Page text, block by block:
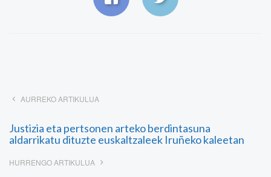
AURREKO ARTIKULUA
Justizia eta pertsonen arteko berdintasuna
aldarrikatu dituzte euskaltzaleek Iruñeko kaleetan
HURRENGO ARTIKULUA